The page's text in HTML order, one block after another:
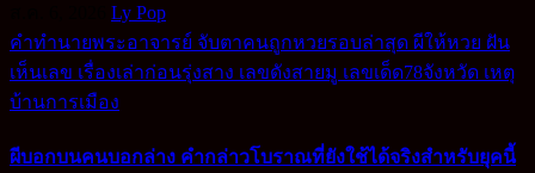
Ly Pop
คำทำนายพระอาจารย์ จับตาคนถูกหวยรอบล่าสุด ผีให้หวย ฝัน
เห็นเลข เรื่องเล่าก่อนรุ่งสาง เลขดังสายมู เลขเด็ด78จังหวัด เหตุ
บ้านการเมือง
ผีบอกบนคนบอกล่าง คำกล่าวโบราณที่ยังใช้ได้จริงสำหรับยุคนี้